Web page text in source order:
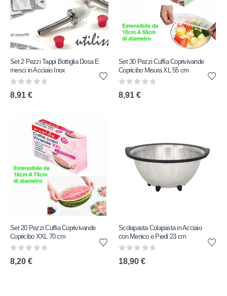
Set 2 Pezzi Tappi Bottiglia Dosa E
mesci in Acciaio Inox
0 out of 5
8,91 €
Set 30 Pezzi Cuffia Coprivivande
Copricibo Misura XL 55 cm
0 out of 5
8,91 €
Set 20 Pezzi Cuffia Coprivivande
Copricibo XXL 70 cm
0 out of 5
8,20 €
Scolapasta Colapasta in Acciaio
con Menico e Piedi 23 cm
0 out of 5
18,90 €